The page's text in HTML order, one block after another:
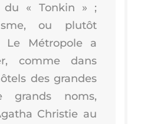
du « Ton­kin » ;
ou plu­tôt
Le Métro­pole a
comme dans
des grandes
grands noms,
Chris­tie au